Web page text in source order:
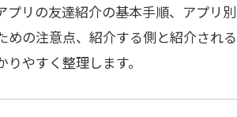
プリの友達紹介の基本手順、アプリ
めの注意点、紹介する側と紹介され
やすく整理します。